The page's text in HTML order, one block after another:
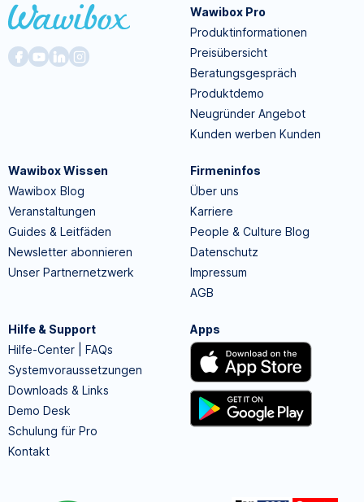
Wawibox Pro
Produktinformationen
Preisübersicht
Beratungsgespräch
Produktdemo
Neugründer Angebot
Kunden werben Kunden
Wawibox Wissen
Wawibox Blog
Veranstaltungen
Guides & Leitfäden
Newsletter abonnieren
Unser Partnernetzwerk
Firmeninfos
Über uns
Karriere
People & Culture Blog
Datenschutz
Impressum
AGB
Hilfe & Support
Hilfe-Center | FAQs
Systemvoraussetzungen
Downloads & Links
Demo Desk
Schulung für Pro
Kontakt
Apps